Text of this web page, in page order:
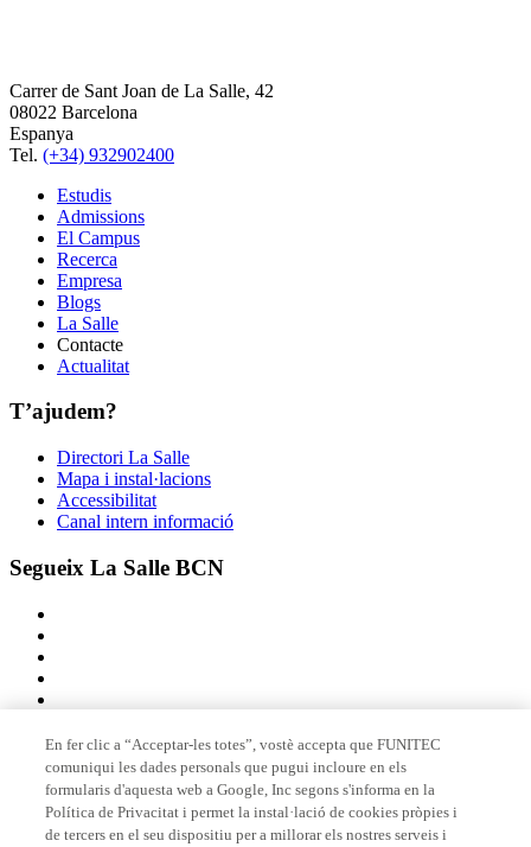
Carrer de Sant Joan de La Salle, 42
08022 Barcelona
Espanya
Tel. (+34) 932902400
Estudis
Admissions
El Campus
Recerca
Empresa
Blogs
La Salle
Contacte
Actualitat
T’ajudem?
Directori La Salle
Mapa i instal·lacions
Accessibilitat
Canal intern informació
Segueix La Salle BCN
Membre de
En fer clic a “Acceptar-les totes”, vostè accepta que FUNITEC
comuniqui les dades personals que pugui incloure en els
formularis d'aquesta web a Google, Inc segons s'informa en la
Política de Privacitat i permet la instal·lació de cookies pròpies i
de tercers en el seu dispositiu per a millorar els nostres serveis i